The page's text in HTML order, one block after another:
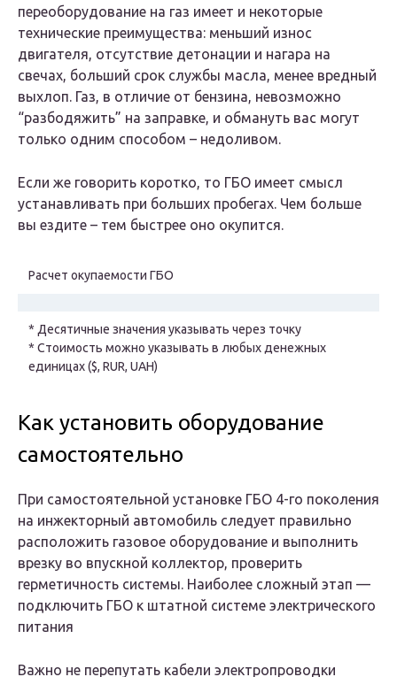
переоборудование на газ имеет и некоторые
технические преимущества: меньший износ
двигателя, отсутствие детонации и нагара на
свечах, больший срок службы масла, менее вредный
выхлоп. Газ, в отличие от бензина, невозможно
“разбодяжить” на заправке, и обмануть вас могут
только одним способом – недоливом.
Если же говорить коротко, то ГБО имеет смысл
устанавливать при больших пробегах. Чем больше
вы ездите – тем быстрее оно окупится.
Расчет окупаемости ГБО
* Десятичные значения указывать через точку
* Стоимость можно указывать в любых денежных
единицах ($, RUR, UAH)
Как установить оборудование
самостоятельно
При самостоятельной установке ГБО 4-го поколения
на инжекторный автомобиль следует правильно
расположить газовое оборудование и выполнить
врезку во впускной коллектор, проверить
герметичность системы. Наиболее сложный этап —
подключить ГБО к штатной системе электрического
питания
Важно не перепутать кабели электропроводки